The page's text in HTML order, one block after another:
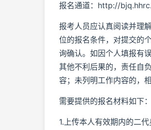
报名通道：http://
报考人员应认真阅读并理
位的报名条件，对提交的
询确认。如因个人填报有
其他不利后果的，责任自
容；未列明工作内容的，
需要提供的报名材料如下：
1.上传本人有效期内的二代